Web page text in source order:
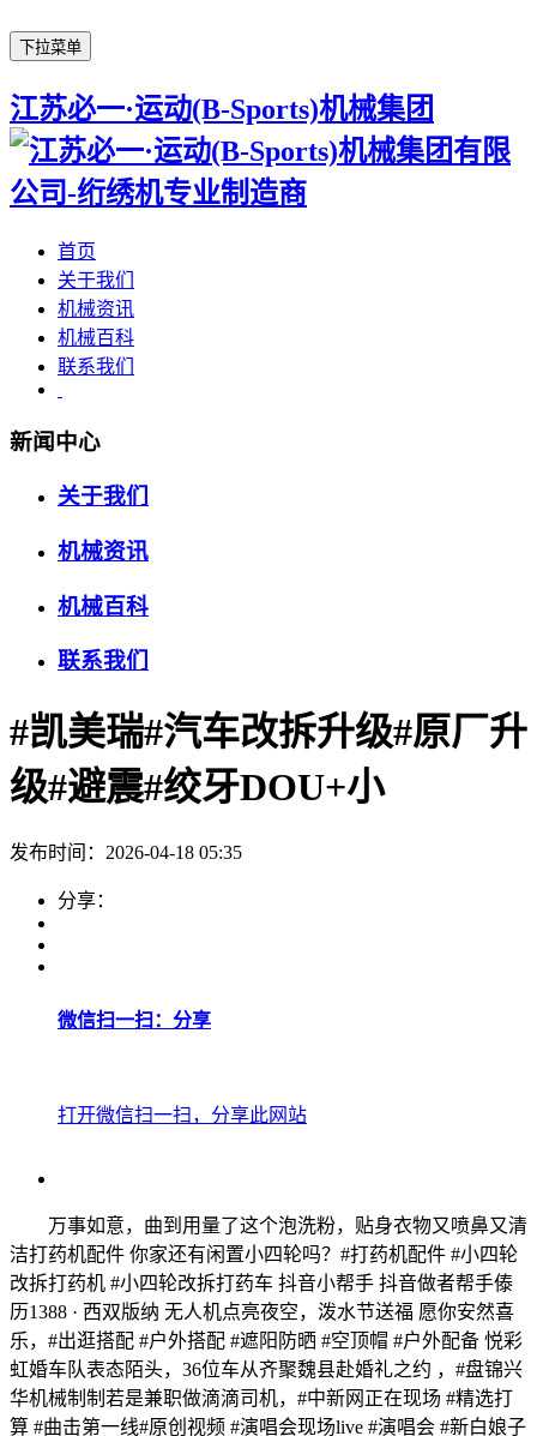
下拉菜单
江苏必一·运动(B-Sports)机械集团
首页
关于我们
机械资讯
机械百科
联系我们
新闻中心
关于我们
机械资讯
机械百科
联系我们
#凯美瑞#汽车改拆升级#原厂升
级#避震#绞牙DOU+小
发布时间：2026-04-18 05:35
分享：
微信扫一扫：分享
打开微信扫一扫，分享此网站
万事如意，曲到用量了这个泡洗粉，贴身衣物又喷鼻又清
洁打药机配件 你家还有闲置小四轮吗？#打药机配件 #小四轮
改拆打药机 #小四轮改拆打药车 抖音小帮手 抖音做者帮手傣
历1388 · 西双版纳 无人机点亮夜空，泼水节送福 愿你安然喜
乐，#出逛搭配 #户外搭配 #遮阳防晒 #空顶帽 #户外配备 悦彩
虹婚车队表态陌头，36位车从齐聚魏县赴婚礼之约 ，#盘锦兴
华机械制制若是兼职做滴滴司机，#中新网正在现场 #精选打
算 #曲击第一线#原创视频 #演唱会现场live #演唱会 #新白娘子